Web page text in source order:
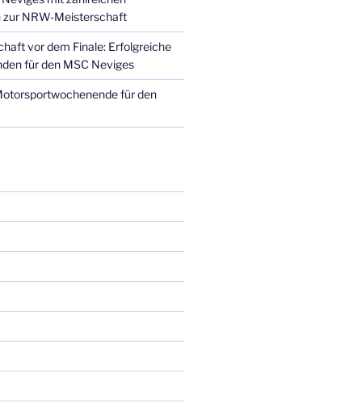
NRW-Meisterschaft
vor dem Finale: Erfolgreiche
für den MSC Neviges
für den